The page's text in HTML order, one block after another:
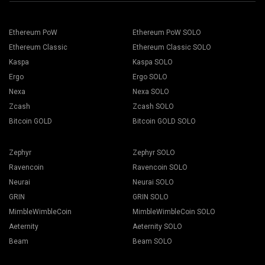
เลือก กระเป๋าเงิน เหรียญ และนักขุด จากรายการแบบเลื่อนลง
เซิร์ฟเวอร์ที่ใกล้ที่สุดกับคุณ ตำแหน่งเริ่มต้นสำหรับยุโรปคือ EU
เลือกซอฟต์แวร์การขุดที่เหมาะสม พบซอฟต์แวร์การขุดที่แนะนำ
Ethereum PoW
Ethereum Classic
Kaspa
Ergo
Nexa
Zcash
Bitcoin GOLD
Ethereum PoW SOLO
Ethereum Classic SOLO
Kaspa SOLO
Ergo SOLO
Nexa SOLO
Zcash SOLO
Bitcoin GOLD SOLO
Zephyr
Ravencoin
Neurai
GRIN
MimbleWimbleCoin
Aeternity
Beam
Zephyr SOLO
Ravencoin SOLO
Neurai SOLO
GRIN SOLO
MimbleWimbleCoin SOLO
Aeternity SOLO
Beam SOLO